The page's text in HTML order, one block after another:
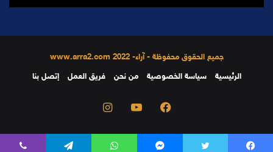
جميع الحقوق محفوظة - آراء- 2022 www.arra2.com
الرئيسية
سياسة الخصوصية من نحن فريق العمل إتصل بنا
فيسبوك يوتيوب